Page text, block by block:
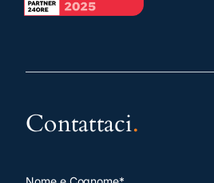
Contattaci.